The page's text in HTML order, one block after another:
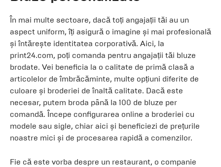
În mai multe sectoare, dacă toți angajații tăi au un
aspect uniform, îți asigură o imagine și mai profesională
și întărește identitatea corporativă. Aici, la
print24.com, poți comanda pentru angajații tăi bluze
brodate. Vei beneficia la o calitate de primă clasă a
articolelor de îmbrăcăminte, multe opțiuni diferite de
culoare și broderiei de înaltă calitate. Dacă este
necesar, putem broda până la 100 de bluze per
comandă. Începe configurarea online a broderiei cu
modele sau sigle, chiar aici și beneficiezi de prețurile
noastre mici și de procesarea rapidă a comenzilor.
Fie că este vorba despre un restaurant, o companie